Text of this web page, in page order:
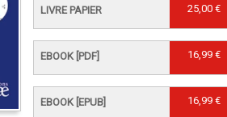
LIVRE PAPIER 25,00 €
EBOOK [PDF] 16,99 €
EBOOK [EPUB] 16,99 €